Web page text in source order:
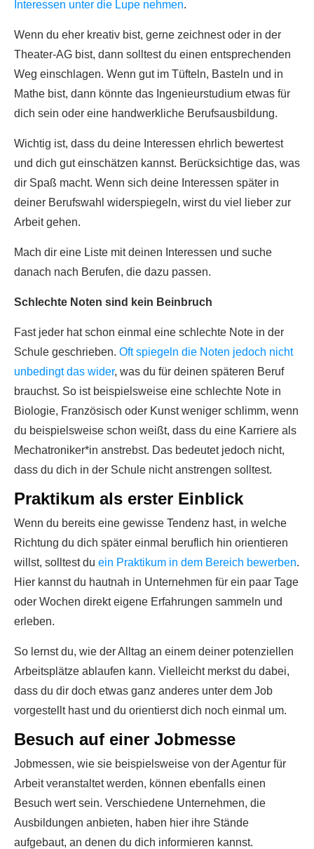
Interessen unter die Lupe nehmen.
Wenn du eher kreativ bist, gerne zeichnest oder in der
Theater-AG bist, dann solltest du einen entsprechenden
Weg einschlagen. Wenn gut im Tüfteln, Basteln und in
Mathe bist, dann könnte das Ingenieurstudium etwas für
dich sein oder eine handwerkliche Berufsausbildung.
Wichtig ist, dass du deine Interessen ehrlich bewertest
und dich gut einschätzen kannst. Berücksichtige das, was
dir Spaß macht. Wenn sich deine Interessen später in
deiner Berufswahl widerspiegeln, wirst du viel lieber zur
Arbeit gehen.
Mach dir eine Liste mit deinen Interessen und suche
danach nach Berufen, die dazu passen.
Schlechte Noten sind kein Beinbruch
Fast jeder hat schon einmal eine schlechte Note in der
Schule geschrieben. Oft spiegeln die Noten jedoch nicht
unbedingt das wider, was du für deinen späteren Beruf
brauchst. So ist beispielsweise eine schlechte Note in
Biologie, Französisch oder Kunst weniger schlimm, wenn
du beispielsweise schon weißt, dass du eine Karriere als
Mechatroniker*in anstrebst. Das bedeutet jedoch nicht,
dass du dich in der Schule nicht anstrengen solltest.
Praktikum als erster Einblick
Wenn du bereits eine gewisse Tendenz hast, in welche
Richtung du dich später einmal beruflich hin orientieren
willst, solltest du ein Praktikum in dem Bereich bewerben.
Hier kannst du hautnah in Unternehmen für ein paar Tage
oder Wochen direkt eigene Erfahrungen sammeln und
erleben.
So lernst du, wie der Alltag an einem deiner potenziellen
Arbeitsplätze ablaufen kann. Vielleicht merkst du dabei,
dass du dir doch etwas ganz anderes unter dem Job
vorgestellt hast und du orientierst dich noch einmal um.
Besuch auf einer Jobmesse
Jobmessen, wie sie beispielsweise von der Agentur für
Arbeit veranstaltet werden, können ebenfalls einen
Besuch wert sein. Verschiedene Unternehmen, die
Ausbildungen anbieten, haben hier ihre Stände
aufgebaut, an denen du dich informieren kannst.